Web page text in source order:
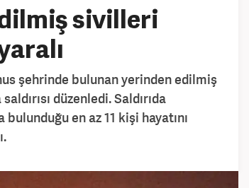
sivilleri
şehrinde bulunan yerinden edilmiş
düzenledi. Saldırıda
en az 11 kişi hayatını